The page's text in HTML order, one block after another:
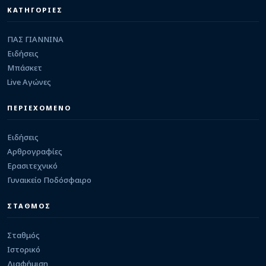
Ιωαννιτών για τη νέα σχολική χρονιά
ΕΙΔΗΣΕΙΣ
05/08/2026 · 23:29
ΚΑΤΗΓΟΡΙΕΣ
ΠΑΣ ΓΙΑΝΝΙΝΑ
Ειδήσεις
Μπάσκετ
Live Αγώνες
ΠΕΡΙΕΧΟΜΕΝΟ
Ειδήσεις
Αρθρογραφίες
Ερασιτεχνικό
Γυναικείο Ποδόσφαιρο
ΣΤΑΘΜΟΣ
Σταθμός
Ιστορικό
Διαφήμιση